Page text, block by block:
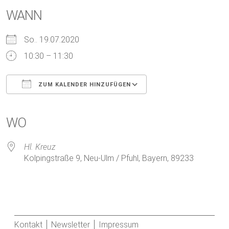
WANN
So.. 19.07.2020
10:30 – 11:30
ZUM KALENDER HINZUFÜGEN
WO
Hl. Kreuz
Kolpingstraße 9, Neu-Ulm / Pfuhl, Bayern, 89233
Kontakt Newsletter Impressum